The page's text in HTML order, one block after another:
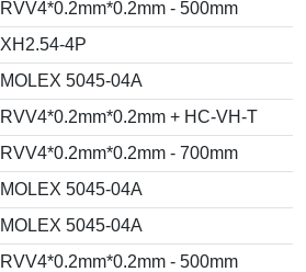
RVV4*0.2mm*0.2mm - 500mm
XH2.54-4P
MOLEX 5045-04A
RVV4*0.2mm*0.2mm + HC-VH-T
RVV4*0.2mm*0.2mm - 700mm
MOLEX 5045-04A
MOLEX 5045-04A
RVV4*0.2mm*0.2mm - 500mm